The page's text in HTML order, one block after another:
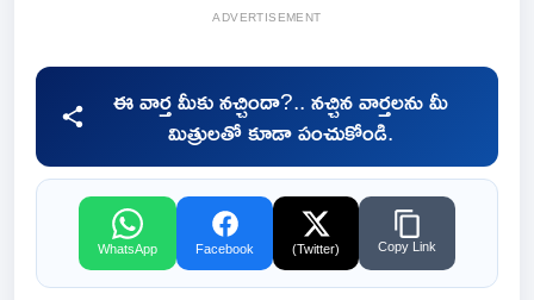
ADVERTISEMENT
ఈ వార్త మీకు నచ్చిందా?.. నచ్చిన వార్తలను మీ
మిత్రులతో కూడా పంచుకోండి.
WhatsApp Facebook (Twitter) Copy Link